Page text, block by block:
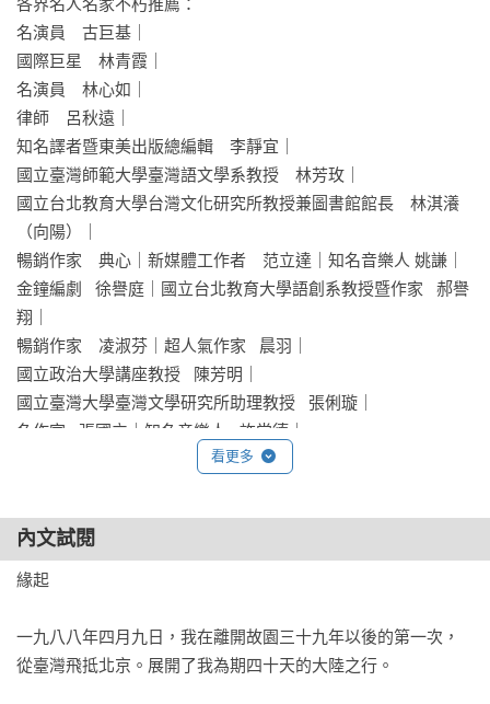
各界名人名家不朽推薦：
名演員　古巨基｜
國際巨星　林青霞｜
名演員　林心如｜
律師　呂秋遠｜
知名譯者暨東美出版總編輯　李靜宜｜
國立臺灣師範大學臺灣語文學系教授　林芳玫｜
國立台北教育大學台灣文化研究所教授兼圖書館館長　林淇瀁
（向陽）｜
暢銷作家　典心｜新媒體工作者　范立達｜知名音樂人 姚謙｜
金鐘編劇   徐譽庭｜國立台北教育大學語創系教授暨作家   郝譽
翔｜
暢銷作家　凌淑芬｜超人氣作家   晨羽｜
國立政治大學講座教授   陳芳明｜
國立臺灣大學臺灣文學研究所助理教授   張俐璇｜
名作家   張國立｜知名音樂人   許常德｜
讀書共和國出版集團發行人   曾大福｜
華文創總監製   葉如芬｜名作家   楊照｜名主持人   蔡詩萍｜
知名影評人   塗翔文｜
看更多
內文試閱
緣起
一九八八年四月九日，我在離開故園三十九年以後的第一次，
從臺灣飛抵北京。展開了我為期四十天的大陸之行。